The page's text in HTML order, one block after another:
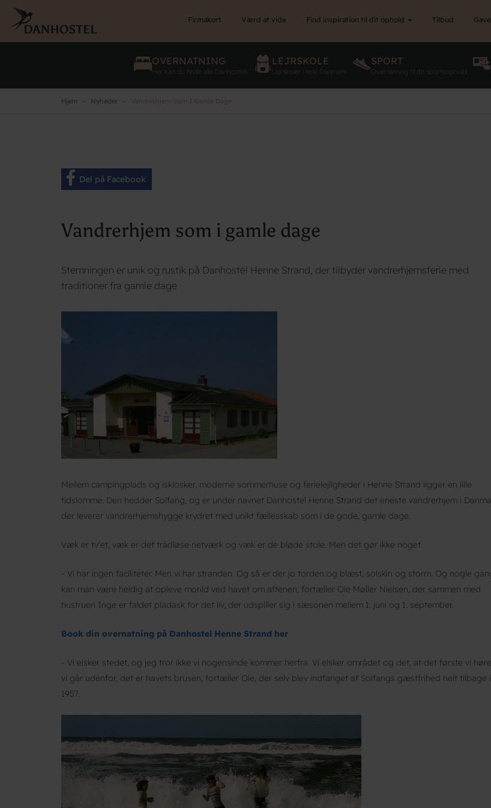
main
content
Firmakort Værd at vide Find inspiration til dit ophold Tilbud
OVERNATNING
Her kan du finde alle Danhostels
LEJRSKOLE
Lejrskoler i hele Danmark
SPORT
Overnatning til dit sportsophold
Hjem Nyheder
Del på Facebook
Vandrerhjem som i gamle dage
Stemningen er unik og rustik på Danhostel Henne Strand, der tilbyder vandrerhjemsferie med
traditioner fra gamle dage
Mellem campingplads og iskiosker, moderne sommerhuse og ferielejligheder i Henne Strand ligger en lille
tidslomme. Den hedder Solfang, og er under navnet Danhostel Henne Strand det eneste vandrerhjem i
der leverer vandrerhjemshygge krydret med unikt fællesskab som i de gode, gamle dage.
Væk er tv'et, væk er det trådløse netværk og væk er de bløde stole. Men det gør ikke noget.
- Vi har ingen faciliteter. Men vi har stranden. Og så er der jo torden og blæst, solskin og storm. Og nogle
kan man være heldig at opleve morild ved havet om aftenen, fortæller Ole Møller Nielsen, der sammen med
hustruen Inge er faldet pladask for det liv, der udspiller sig i sæsonen mellem 1. juni og 1. september.
Book din overnatning på Danhostel Henne Strand her
- Vi elsker stedet, og jeg tror ikke vi nogensinde kommer herfra. Vi elsker området og det, at det første vi
vi går udenfor, det er havets brusen, fortæller Ole, der selv blev indfanget af Solfangs gæstfrihed helt tilbage i
1957.